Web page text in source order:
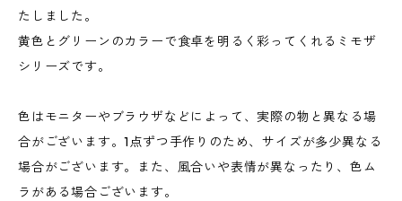
たしました。
黄色とグリーンのカラーで食卓を明るく彩ってくれるミモザ
シリーズです。
色はモニターやブラウザなどによって、実際の物と異なる場
合がございます。1点ずつ手作りのため、サイズが多少異なる
場合がございます。また、風合いや表情が異なったり、色ム
ラがある場合ございます。